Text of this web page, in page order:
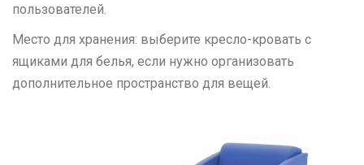
пользователей.
Место для хранения: выберите кресло-кровать с
ящиками для белья, если нужно организовать
дополнительное пространство для вещей.